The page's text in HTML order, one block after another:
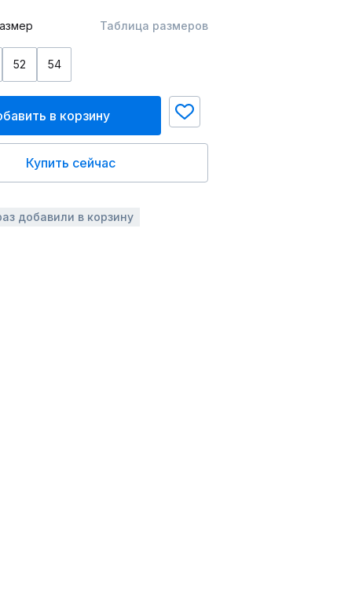
Таблица размеров
52 54
в корзину
Купить сейчас
добавили в корзину